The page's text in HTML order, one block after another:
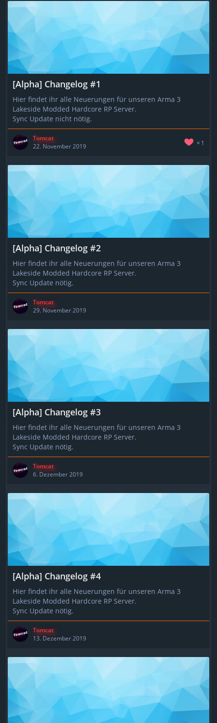
[Alpha] Changelog #1
Hier findet ihr alle Neuerungen für unseren Arma 3
Lakeside Modded Hardcore RP Server.
Sync Update nicht nötig.
Tomcat
22. November 2019
1
[Alpha] Changelog #2
Hier findet ihr alle Neuerungen für unseren Arma 3
Lakeside Modded Hardcore RP Server.
Sync Update nötig.
Tomcat
29. November 2019
[Alpha] Changelog #3
Hier findet ihr alle Neuerungen für unseren Arma 3
Lakeside Modded Hardcore RP Server.
Sync Update nötig.
Tomcat
6. Dezember 2019
[Alpha] Changelog #4
Hier findet ihr alle Neuerungen für unseren Arma 3
Lakeside Modded Hardcore RP Server.
Sync Update nötig.
Tomcat
13. Dezember 2019